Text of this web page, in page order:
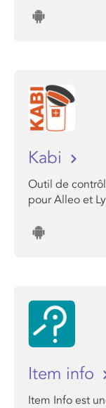
Kabi
Outil de
pour Alleo et
Item info
Item Info est